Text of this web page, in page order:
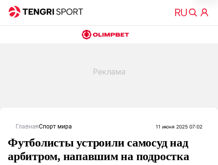
ГлавнаяСпорт мира 11 июня 2025 07:02
Футболисты устроили самосуд над
арбитром, напавшим на подростка